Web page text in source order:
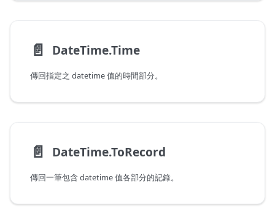
📄️ DateTime.Time
傳回指定之 datetime 值的時間部分。
📄️ DateTime.ToRecord
傳回一筆包含 datetime 值各部分的記錄。